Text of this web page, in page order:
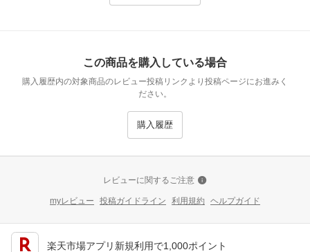
この商品を購入している場合
購入履歴内の対象商品のレビュー投稿リンクより投稿ページにお進みく
ださい。
購入履歴
レビューに関するご注意
myレビュー 投稿ガイドライン 利用規約 ヘルプガイド
楽天市場アプリ新規利用で1,000ポイント